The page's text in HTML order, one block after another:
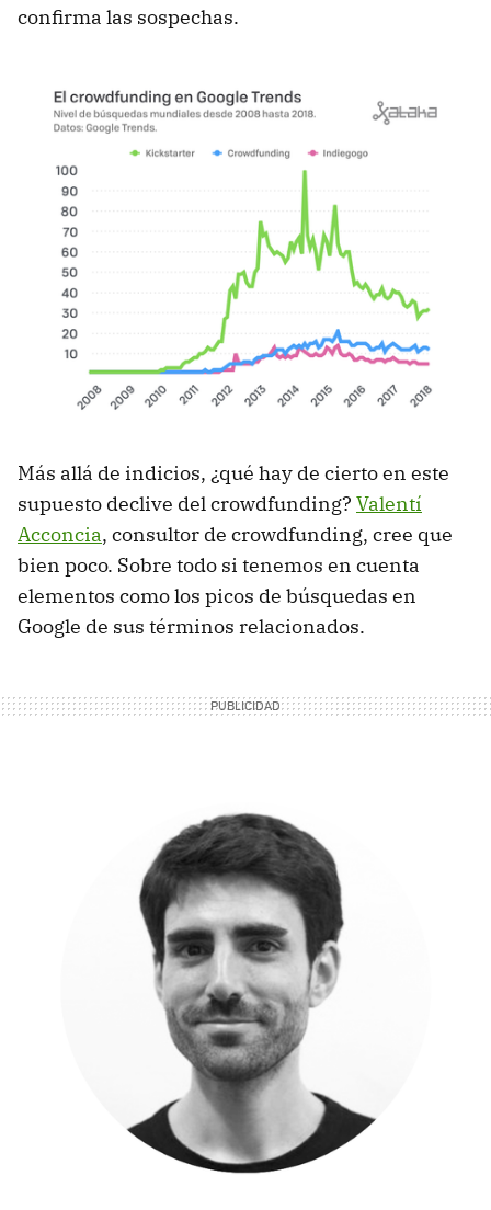
confirma las sospechas.
Más allá de indicios, ¿qué hay de cierto en este
supuesto declive del crowdfunding? Valentí
Acconcia, consultor de crowdfunding, cree que
bien poco. Sobre todo si tenemos en cuenta
elementos como los picos de búsquedas en
Google de sus términos relacionados.